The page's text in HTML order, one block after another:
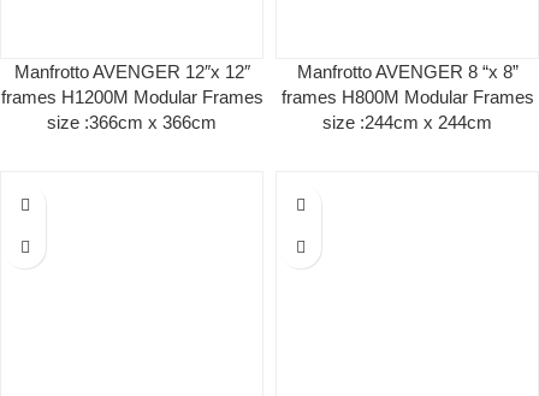
Manfrotto AVENGER 12″x 12″
frames Η1200M Modular Frames
size :366cm x 366cm
Manfrotto AVENGER 8 “x 8”
frames Η800M Modular Frames
size :244cm x 244cm